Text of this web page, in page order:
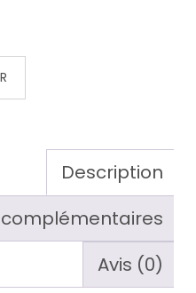
Description
Avis (0)